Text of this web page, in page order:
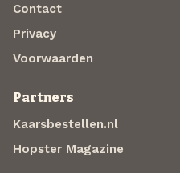
Contact
Privacy
Voorwaarden
Partners
Kaarsbestellen.nl
Hopster Magazine